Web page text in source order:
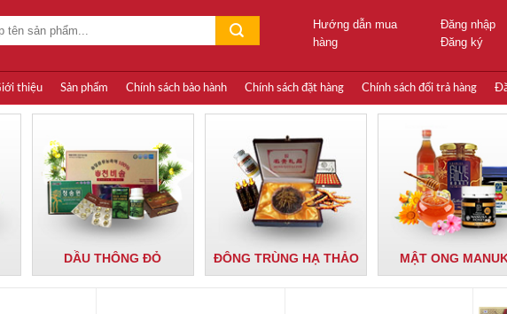
Hướng dẫn mua
hàng
Đăng nhập
Đăng ký
thiệu Sản phẩm Chính sách bảo hành Chính sách đặt hàng Chính sách đổi trả hàng
DẦU THÔNG ĐỎ ĐÔNG TRÙNG HẠ THẢO MẬT ONG